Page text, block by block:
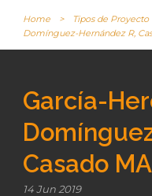
Home > Tipos de Proyecto
Domínguez-Hernández R,
García-
Casado MA
14 Jun 2019